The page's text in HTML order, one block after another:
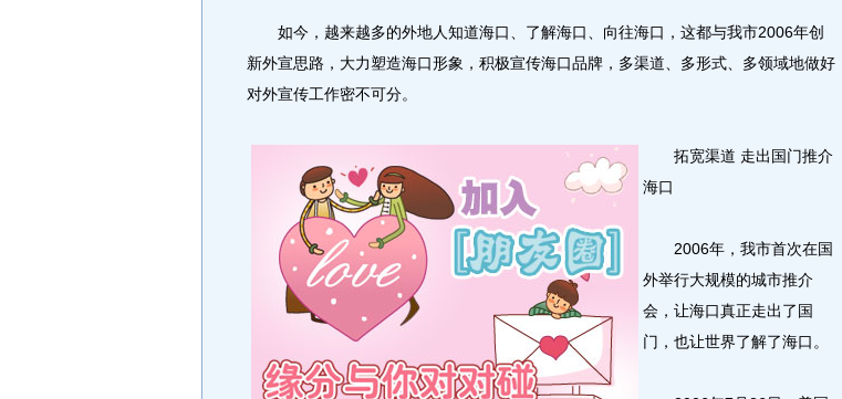
如今，越来越多的外地人知道海口、了解海口、向往海口，这都与我市2006年创
新外宣思路，大力塑造海口形象，积极宣传海口品牌，多渠道、多形式、多领域地做好
对外宣传工作密不可分。
拓宽渠道 走出国门推介
海口
2006年，我市首次在国
外举行大规模的城市推介
会，让海口真正走出了国
门，也让世界了解了海口。